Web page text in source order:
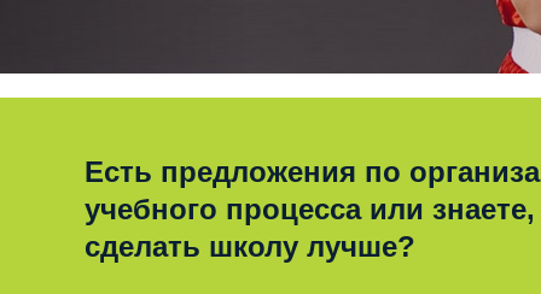
Есть предложения по
учебного процесса или знаете,
сделать школу лучше?